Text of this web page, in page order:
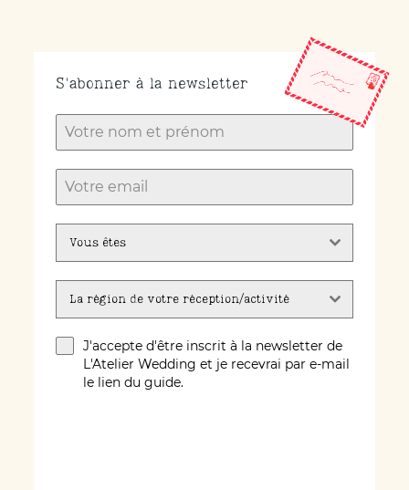
S'abonner à la newsletter
Vous êtes
La région de votre réception/activité
J'accepte d'être inscrit à la newsletter de
L'Atelier Wedding et je recevrai par e-mail
le lien du guide.